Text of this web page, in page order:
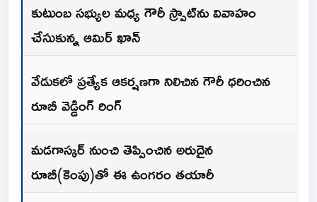
కుటుంబ సభ్యుల మధ్య గౌరీ స్ప్రాట్‌ను వివాహం
చేసుకున్న ఆమిర్ ఖాన్
వేడుకలో ప్రత్యేక ఆకర్షణగా నిలిచిన గౌరీ ధరించిన
రూబీ వెడ్డింగ్ రింగ్
మడగాస్కర్ నుంచి తెప్పించిన అరుదైన
రూబీ(కెంపు)తో ఈ ఉంగరం తయారీ